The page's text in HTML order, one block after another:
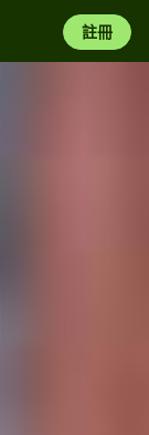
註冊